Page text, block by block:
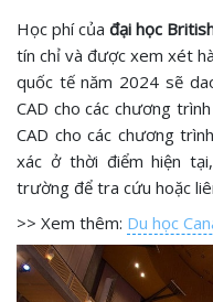
Học phí của đại học
tín chỉ và được xem xét
quốc tế năm 2024 sẽ
CAD cho các chương
CAD cho các chương
xác ở thời điểm hiện
trường để tra cứu hoặc
>> Xem thêm: Du học